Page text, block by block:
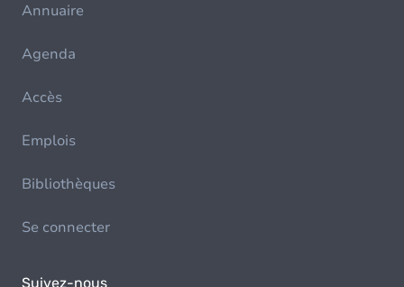
Annuaire
Agenda
Accès
Emplois
Bibliothèques
Se connecter
Suivez-nous